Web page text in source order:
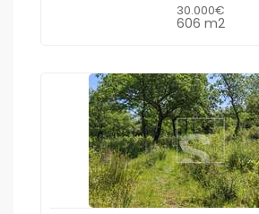
30.000€
606 m2